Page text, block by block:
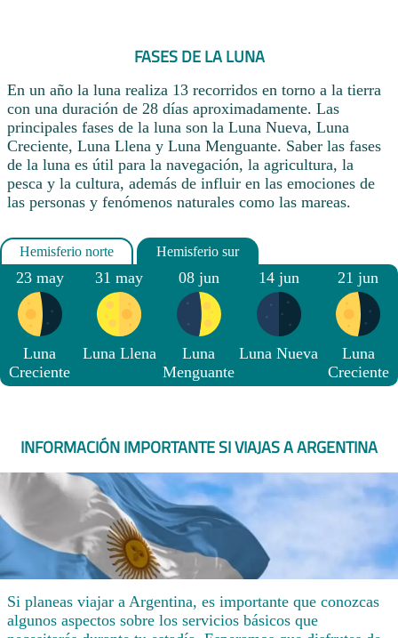
FASES DE LA LUNA
En un año la luna realiza 13 recorridos en torno a la tierra
con una duración de 28 días aproximadamente. Las
principales fases de la luna son la Luna Nueva, Luna
Creciente, Luna Llena y Luna Menguante. Saber las fases
de la luna es útil para la navegación, la agricultura, la
pesca y la cultura, además de influir en las emociones de
las personas y fenómenos naturales como las mareas.
23 may
Luna
Creciente
31 may
Luna Llena
08 jun
Luna
Menguante
14 jun
Luna Nueva
21 jun
Luna
Creciente
INFORMACIÓN IMPORTANTE SI VIAJAS A ARGENTINA
Si planeas viajar a Argentina, es importante que conozcas
algunos aspectos sobre los servicios básicos que